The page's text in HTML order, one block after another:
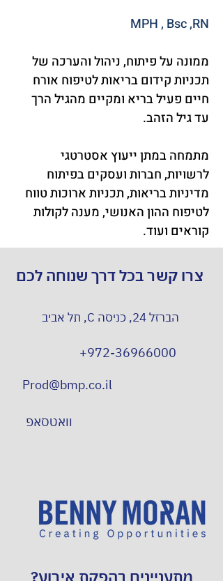
MPH , Bsc ,RN
ממונה על פיתוח, ניהול והערכה של
תכניות קידום בריאות לטיפוח אורח
חיים פעיל בריא ומקיים מהגיל הרך
עד גיל הזהב.
מתמחה במתן ייעוץ אסטרטגי
לרשויות, חברות ועסקים בפיתוח
מדיניות בריאות, תכניות ארוכות טווח
לטיפוח ההון האנושי, מענה לקולות
קוראים ועוד.
צרו קשר בכל דרך שנוחה לכם
הברזל 24, כניסה C, תל אביב
+972-36966000
Prod@bmp.co.il
וואטסאפ
מתעניינים בהפקת אירוע?